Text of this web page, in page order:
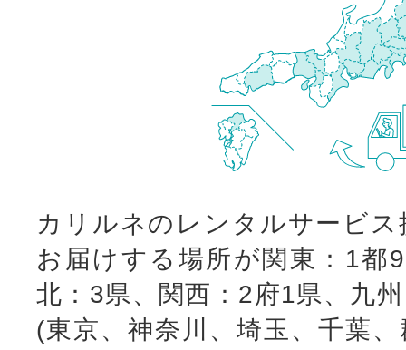
カリルネのレンタルサービ
お届けする場所が関東：1都
北：3県、関西：2府1県、九
(東京、神奈川、埼玉、千葉